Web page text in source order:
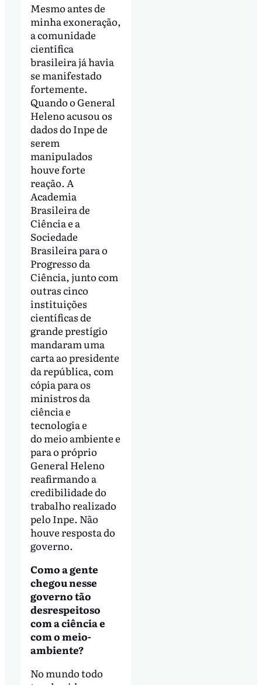
Mesmo antes de
minha exoneração,
a comunidade
científica
brasileira já havia
se manifestado
fortemente.
Quando o General
Heleno acusou os
dados do Inpe de
serem
manipulados
houve forte
reação. A
Academia
Brasileira de
Ciência e a
Sociedade
Brasileira para o
Progresso da
Ciência, junto com
outras cinco
instituições
científicas de
grande prestígio
mandaram uma
carta ao presidente
da república, com
cópia para os
ministros da
ciência e
tecnologia e
do meio ambiente e
para o próprio
General Heleno
reafirmando a
credibilidade do
trabalho realizado
pelo Inpe. Não
houve resposta do
governo.
Como a gente
chegou nesse
governo tão
desrespeitoso
com a ciência e
com o meio-
ambiente?
No mundo todo